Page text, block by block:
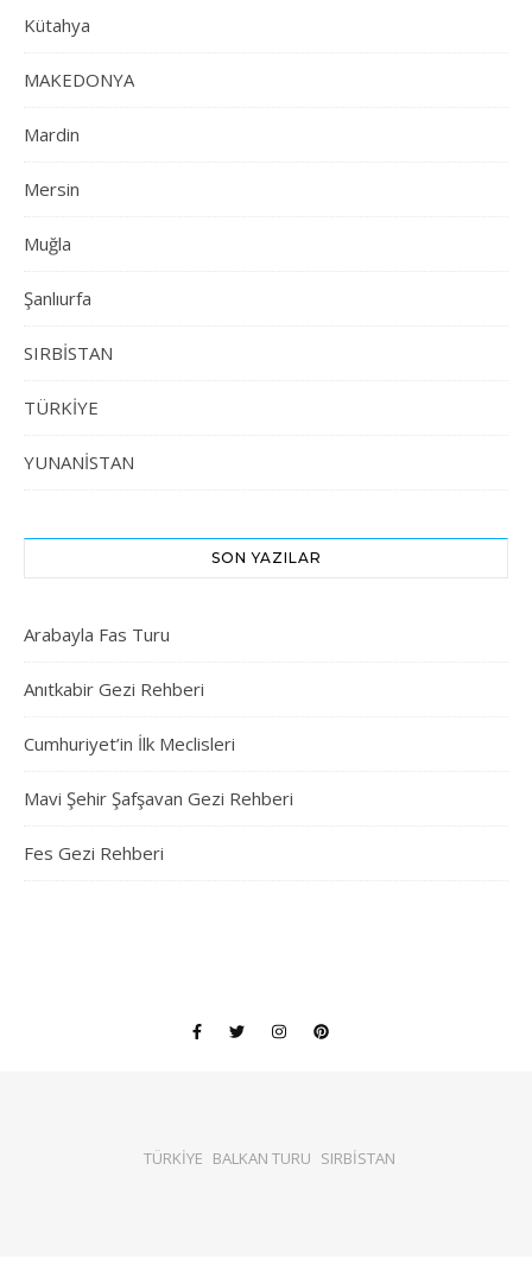
Kütahya
MAKEDONYA
Mardin
Mersin
Muğla
Şanlıurfa
SIRBİSTAN
TÜRKİYE
YUNANİSTAN
SON YAZILAR
Arabayla Fas Turu
Anıtkabir Gezi Rehberi
Cumhuriyet’in İlk Meclisleri
Mavi Şehir Şafşavan Gezi Rehberi
Fes Gezi Rehberi
TÜRKİYE BALKAN TURU SIRBİSTAN